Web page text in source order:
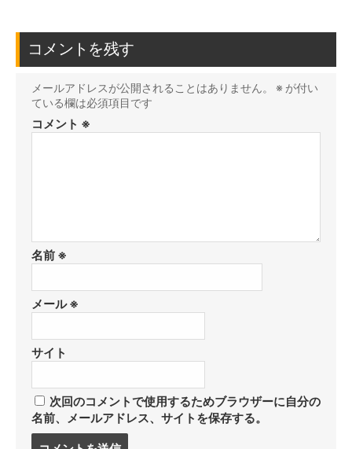
コメントを残す
メールアドレスが公開されることはありません。 ※ が付い
ている欄は必須項目です
コメント ※
名前 ※
メール※
サイト
次回のコメントで使用するためブラウザーに自分の
名前、メールアドレス、サイトを保存する。